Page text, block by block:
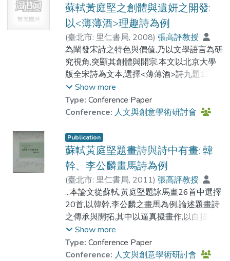
蘇軾黃庭堅之創體與遺妍之開發:
以<薄薄酒>理趣詩為例
(臺北市: 里仁書局, 2008) 張高評教授
為闡發宋詩之特色與價值,乃以文學語言為研
究視角,突顯其創體與開宗.本文以北京大學
版全宋詩為文本,選擇<薄薄酒>詩九題13首,
考察蘇軾,黃庭堅創意造語之新奇不俗,討論
紹述繼作之困難見巧,以見宋代詩人創意造語
及遺妍開發方面之成就.
Show more
Type: Conference Paper
Conference: 人文與創意學術研討會
Publication
蘇軾黃庭堅題畫詩與詩中有畫: 韓
幹、李公麟畫馬詩為例
(臺北市: 里仁書局, 2011) 張高評教授
...本論文從蘇軾,黃庭堅題詠馬畫26首中選擇
20首,以韓幹,李公麟之畫馬為例,論述題畫詩
之傳承與開拓,其中以逼真擬畫作,以白描呈
畫面,蓋傳承唐人而恢廓之,蘇軾七古題畫,最
稱淋漓盡致.黃庭堅題畫馬,側重典型概括,如
以燈取影,旁見側出....
Show more
Type: Conference Paper
Conference: 人文與創意學術研討會